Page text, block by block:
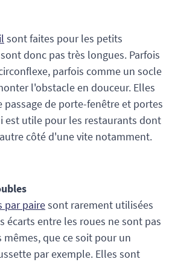
sont faites pour les petits
donc pas très longues. Parfois
parfois comme un socle
l'obstacle en douceur. Elles
de porte-fenêtre et portes
est utile pour les restaurants dont
côté d'une vite notamment.
par pairesont rarement utilisées
écarts entre les roues ne sont pas
mêmes, que ce soit pour un
par exemple. Elles sont